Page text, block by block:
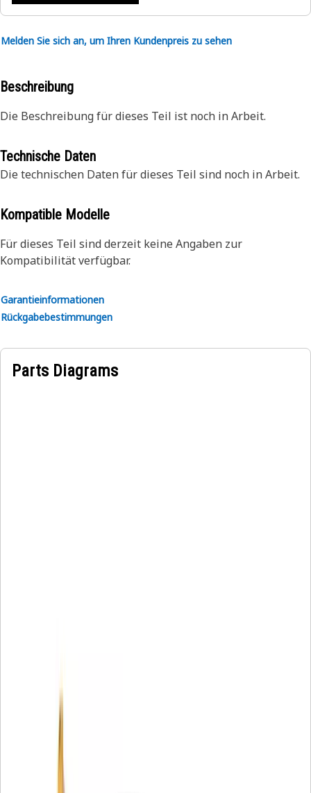
Melden Sie sich an, um Ihren Kundenpreis zu sehen
Beschreibung
Die Beschreibung für dieses Teil ist noch in Arbeit.
Technische Daten
Die technischen Daten für dieses Teil sind noch in Arbeit.
Kompatible Modelle
Für dieses Teil sind derzeit keine Angaben zur
Kompatibilität verfügbar.
Garantieinformationen
Rückgabebestimmungen
Parts Diagrams